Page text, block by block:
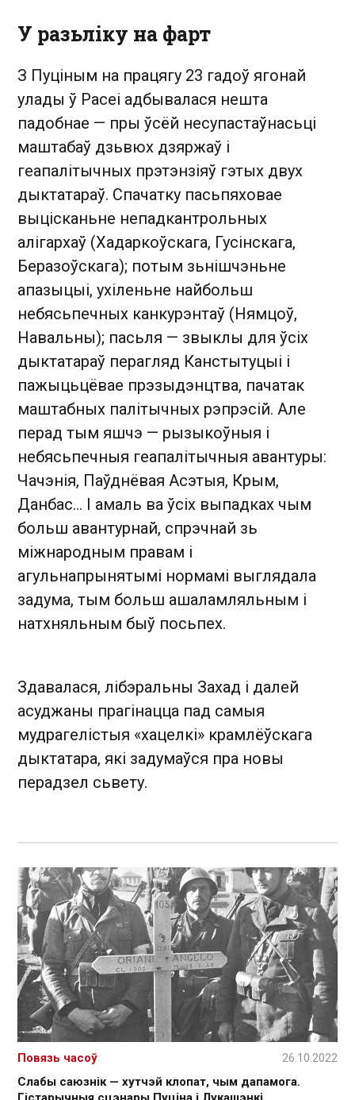
У разьліку на фарт
З Пуціным на працягу 23 гадоў ягонай
улады ў Расеі адбывалася нешта
падобнае — пры ўсёй несупастаўнасьці
маштабаў дзьвюх дзяржаў і
геапалітычных прэтэнзіяў гэтых двух
дыктатараў. Спачатку пасьпяховае
выцісканьне непадкантрольных
алігархаў (Хадаркоўскага, Гусінскага,
Беразоўскага); потым зьнішчэньне
апазыцыі, ухіленьне найбольш
небясьпечных канкурэнтаў (Нямцоў,
Навальны); пасьля — звыклы для ўсіх
дыктатараў перагляд Канстытуцыі і
пажыцьцёвае прэзыдэнцтва, пачатак
маштабных палітычных рэпрэсій. Але
перад тым яшчэ — рызыкоўныя і
небясьпечныя геапалітычныя авантуры:
Чачэнія, Паўднёвая Асэтыя, Крым,
Данбас... І амаль ва ўсіх выпадках чым
больш авантурнай, спрэчнай зь
міжнародным правам і
агульнапрынятымі нормамі выглядала
задума, тым больш ашаламляльным і
натхняльным быў посьпех.
Здавалася, лібэральны Захад і далей
асуджаны прагінацца пад самыя
мудрагелістыя «хацелкі» крамлёўскага
дыктатара, які задумаўся пра новы
перадзел сьвету.
Слабы саюзнік — хутчэй клопат, чым дапамога.
Повязь часоў 26.10.2022